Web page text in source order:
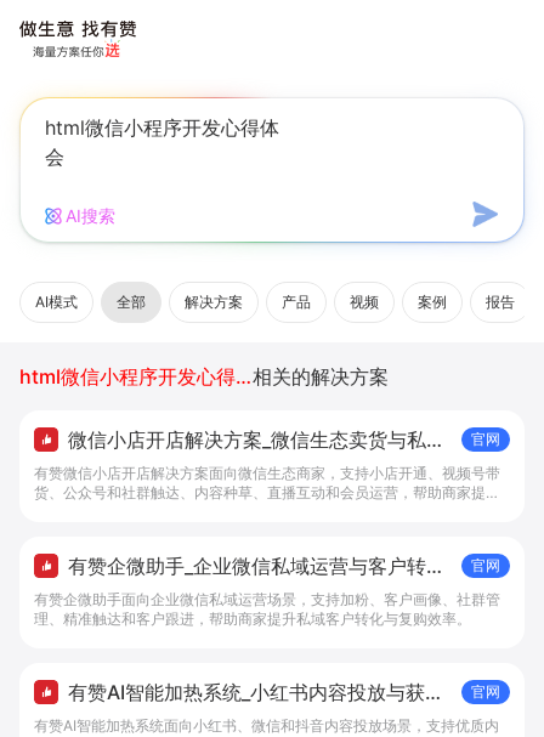
AI搜索
AI模式 全部 解决方案 产品 视频 案例 报告
html微信小程序开发心得体会相关的解决方案
微信小店开店解决方案_微信生态卖货与私域
经营 - 做生意, 找有赞
官网
有赞微信小店开店解决方案面向微信生态商家，支持小店开通、视频号带
货、公众号和社群触达、内容种草、直播互动和会员运营，帮助商家提升
有赞企微助手_企业微信私域运营与客户转化
工具 - 做生意, 找有赞
官网
有赞企微助手面向企业微信私域运营场景，支持加粉、客户画像、社群管
理、精准触达和客户跟进，帮助商家提升私域客户转化与复购效率。
有赞AI智能加热系统_小红书内容投放与获客
提效解决方案 - 做生意, 找有赞
官网
有赞AI智能加热系统面向小红书、微信和抖音内容投放场景，支持优质内